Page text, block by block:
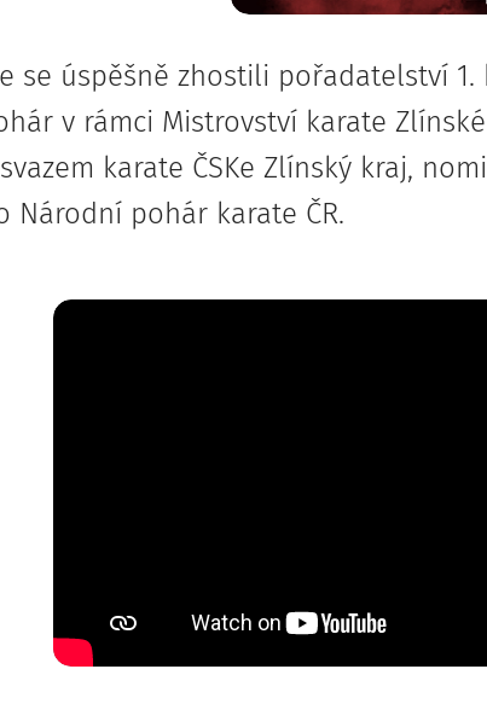
se úspěšně zhostili pořadatelství
v rámci Mistrovství karate
karate ČSKe Zlínský kraj,
Národní pohár karate ČR.